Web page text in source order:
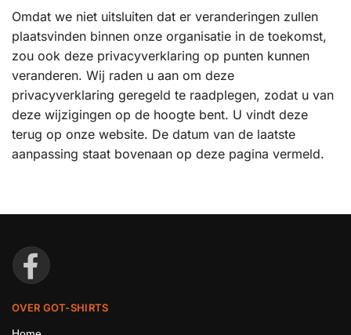
Omdat we niet uitsluiten dat er veranderingen zullen
plaatsvinden binnen onze organisatie in de toekomst,
zou ook deze privacyverklaring op punten kunnen
veranderen. Wij raden u aan om deze
privacyverklaring geregeld te raadplegen, zodat u van
deze wijzigingen op de hoogte bent. U vindt deze
terug op onze website. De datum van de laatste
aanpassing staat bovenaan op deze pagina vermeld.
OVER GOT-SHIRTS